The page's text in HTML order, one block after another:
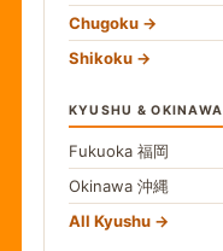
Chugoku
Shikoku
KYUSHU & OKINAWA
Fukuoka 福岡
Okinawa 沖縄
All Kyushu